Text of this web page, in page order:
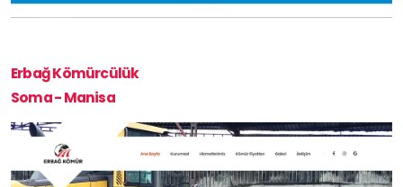
Erbağ Kömürcülük
Soma - Manisa